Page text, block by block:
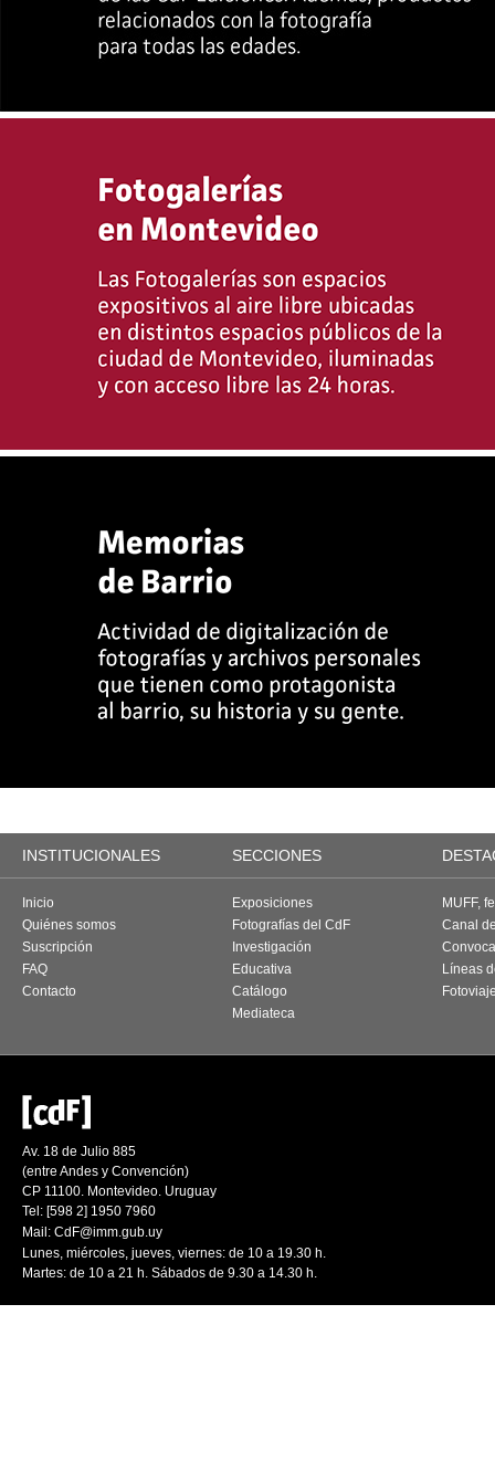
INSTITUCIONALES SECCIONES
Inicio
Quiénes somos
Suscripción
FAQ
Contacto
Exposiciones
Fotografías del CdF
Investigación
Educativa
Catálogo
Mediateca
MUFF,
Canal
Líneas
Av. 18 de Julio 885
(entre Andes y Convención)
CP 11100. Montevideo. Uruguay
Tel: [598 2] 1950 7960
Mail: CdF@imm.gub.uy
Lunes, miércoles, jueves, viernes: de 10 a 19.30 h.
Martes: de 10 a 21 h. Sábados de 9.30 a 14.30 h.